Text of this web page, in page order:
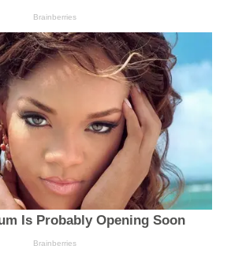
Brainberries
Is Probably Opening Soon
Brainberries